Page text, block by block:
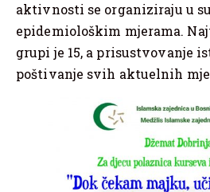
aktivnosti se organiziraju u
epidemiološkim mjerama.
grupi je 15, a prisustvovanje
poštivanje svih aktuelnih